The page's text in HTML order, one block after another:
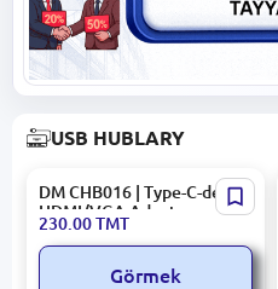
USB HUBLARY
DM CHB016 | Type-C-den
HDMI/VGA Adapter
230.00TMT
Görmek